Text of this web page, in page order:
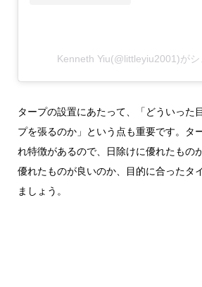
Kenneth Yiu(@littleyiu2001)が
タープの設置にあたって、「どういった
プを張るのか」という点も重要です。タ
れ特徴があるので、日除けに優れたもの
優れたものが良いのか、目的に合ったタ
ましょう。